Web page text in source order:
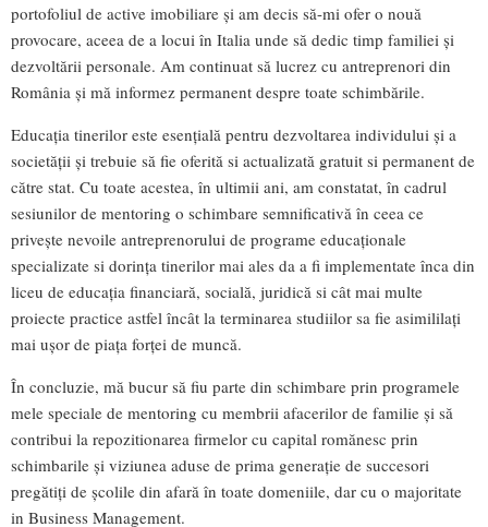
portofoliul de active imobiliare și am decis să-mi ofer o nouă
provocare, aceea de a locui în Italia unde să dedic timp familiei și
dezvoltării personale. Am continuat să lucrez cu antreprenori din
România și mă informez permanent despre toate schimbările.
Educația tinerilor este esențială pentru dezvoltarea individului și a
societății și trebuie să fie oferită si actualizată gratuit si permanent de
către stat. Cu toate acestea, în ultimii ani, am constatat, în cadrul
sesiunilor de mentoring o schimbare semnificativă în ceea ce
privește nevoile antreprenorului de programe educaționale
specializate si dorința tinerilor mai ales da a fi implementate înca din
liceu de educația financiară, socială, juridică si cât mai multe
proiecte practice astfel încât la terminarea studiilor sa fie asimililați
mai ușor de piața forței de muncă.
În concluzie, mă bucur să fiu parte din schimbare prin programele
mele speciale de mentoring cu membrii afacerilor de familie și să
contribui la repozitionarea firmelor cu capital romănesc prin
schimbarile și viziunea aduse de prima generație de succesori
pregătiți de școlile din afară în toate domeniile, dar cu o majoritate
in Business Management.